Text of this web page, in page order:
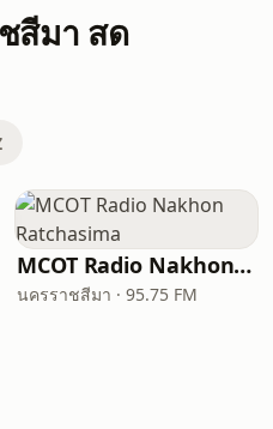
สีมา สด
MCOT Radio Nakhon Ratchasima
นครราชสีมา · 95.75 FM